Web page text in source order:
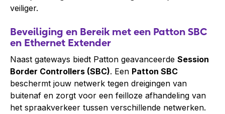
veiliger.
Beveiliging en Bereik met een Patton SBC
en Ethernet Extender
Naast gateways biedt Patton geavanceerde Session
Border Controllers (SBC). Een Patton SBC
beschermt jouw netwerk tegen dreigingen van
buitenaf en zorgt voor een feilloze afhandeling van
het spraakverkeer tussen verschillende netwerken.